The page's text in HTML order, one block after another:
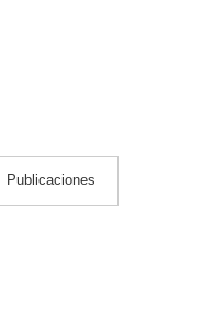
Publicaciones